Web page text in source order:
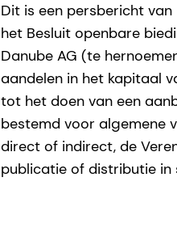
Dit is een persbericht van
het Besluit openbare
Danube AG (te
aandelen in het kapitaal
tot het doen van een
bestemd voor algemene
direct of indirect, de
publicatie of distributie in